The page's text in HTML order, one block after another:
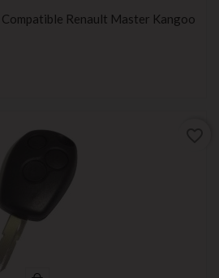
Renault Master Kangoo